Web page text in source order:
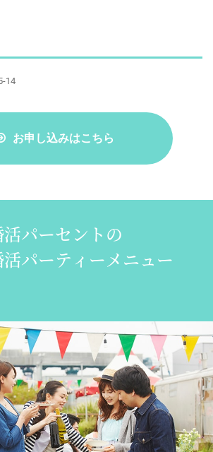
14
お申し込みはこちら
活パーセントの
パーティーメニュー